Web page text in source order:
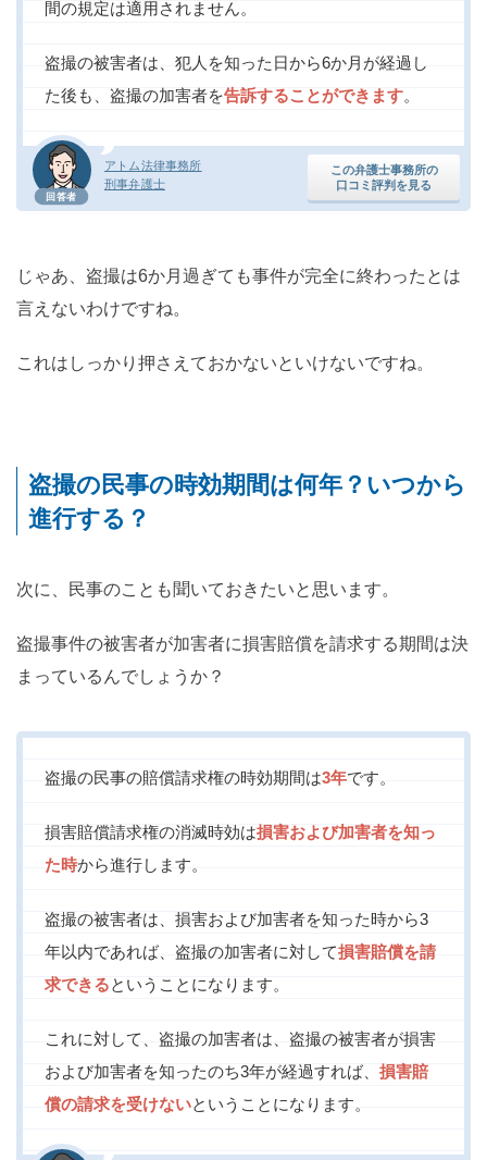
回答者
アトム法律事務所
刑事弁護士
この弁護士事務所の
口コミ評判を見る
間の規定は適用されません。
盗撮の被害者は、犯人を知った日から6か月が経過し
た後も、盗撮の加害者を告訴することができます。
じゃあ、盗撮は6か月過ぎても事件が完全に終わったとは
言えないわけですね。
これはしっかり押さえておかないといけないですね。
盗撮の民事の時効期間は何年？いつから
進行する？
次に、民事のことも聞いておきたいと思います。
盗撮事件の被害者が加害者に損害賠償を請求する期間は決
まっているんでしょうか？
盗撮の民事の賠償請求権の時効期間は3年です。
損害賠償請求権の消滅時効は損害および加害者を知っ
た時から進行します。
盗撮の被害者は、損害および加害者を知った時から3
年以内であれば、盗撮の加害者に対して損害賠償を請
求できるということになります。
これに対して、盗撮の加害者は、盗撮の被害者が損害
および加害者を知ったのち3年が経過すれば、 損害賠
償の請求を受けないということになります。